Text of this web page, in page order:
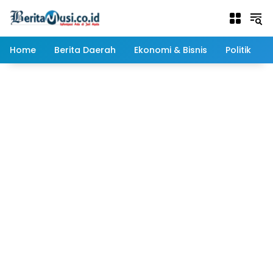
Home
Berita Daerah Ekonomi & Bisnis Politik